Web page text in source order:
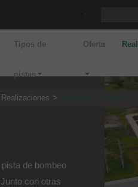
Tipos de
pistas
Oferta
Realizaciones Pumptrack Chęciny
de bombeo
con otras